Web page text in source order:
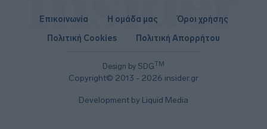
Design by SDGTM
Copyright© 2013 - 2026 insider.gr
Επικοινωνία Η ομάδα μας
Όροι χρήσης
Πολιτική Cookies
Πολιτική Απορρήτου
Development by Liquid Media